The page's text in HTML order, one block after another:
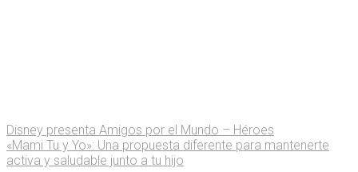
Disney presenta Amigos por el Mundo – Héroes
«Mami Tu y Yo»: Una propuesta diferente para mantenerte
activa y saludable junto a tu hijo